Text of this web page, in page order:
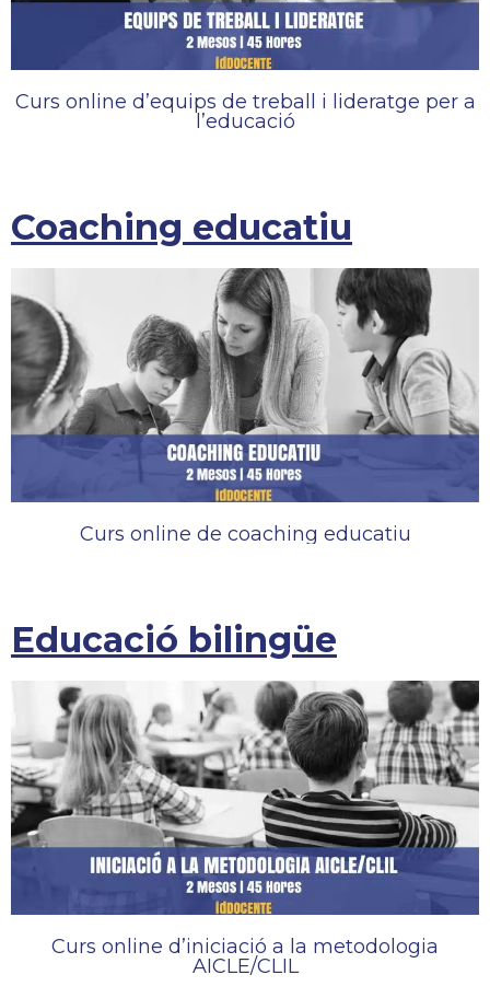
Curs online d’equips de treball i lideratge per a
l’educació
Coaching educatiu
Curs online de coaching educatiu
Educació bilingüe
Curs online d’iniciació a la metodologia
AICLE/CLIL